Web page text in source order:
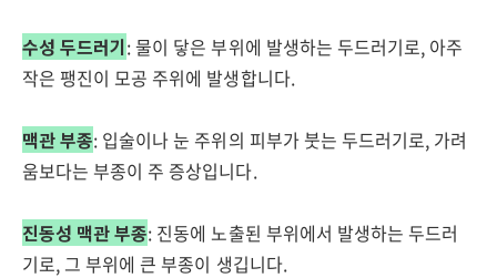
수성 두드러기: 물이 닿은 부위에 발생하는 두드러기로, 아주
작은 팽진이 모공 주위에 발생합니다.
맥관 부종: 입술이나 눈 주위의 피부가 붓는 두드러기로, 가려
움보다는 부종이 주 증상입니다.
진동성 맥관 부종: 진동에 노출된 부위에서 발생하는 두드러
기로, 그 부위에 큰 부종이 생깁니다.